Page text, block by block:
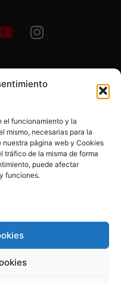
el funcionamiento y la
mismo, necesarias para la
página web y Cookies
tráfico de la misma de forma
puede afectar
funciones.
All Rights Reserved